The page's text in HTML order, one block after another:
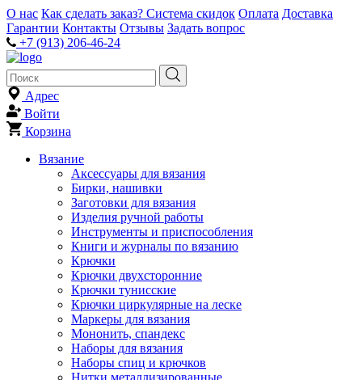
О нас Как сделать заказ? Система скидок Оплата Доставка
Гарантии Контакты Отзывы Задать вопрос
+7 (913) 206-46-24
Адрес
Войти
Корзина
Вязание
Аксессуары для вязания
Бирки, нашивки
Заготовки для вязания
Изделия ручной работы
Инструменты и приспособления
Книги и журналы по вязанию
Крючки
Крючки двухсторонние
Крючки тунисские
Крючки циркулярные на леске
Маркеры для вязания
Мононить, спандекс
Наборы для вязания
Наборы спиц и крючков
Нитки металлизированные